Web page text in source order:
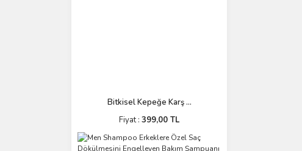
Bitkisel Kepeğe Karş ...
Fiyat : 399,00 TL